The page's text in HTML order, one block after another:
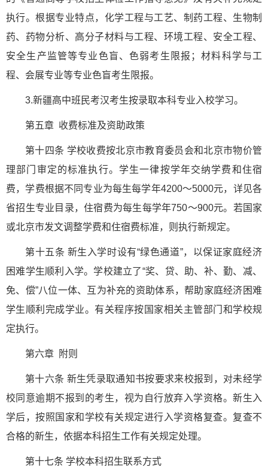
执行。根据专业特点，化学工程与工艺、制药工程、生物制
药、药物分析、高分子材料与工程、环境工程、安全工程、
安全生产监管等专业色盲、色弱考生限报；材料科学与工
程、会展专业等专业色盲考生限报。
3.新疆高中班民考汉考生按录取本科专业入校学习。
第五章 收费标准及资助政策
第十四条 学校收费按北京市教育委员会和北京市物价管
理部门审定的标准执行。学生一律按学年交纳学费和住宿
费，学费根据不同专业为每生每学年4200～5000元，详见各
省招生专业目录，住宿费为每生每学年750～900元。若国家
或北京市发文调整学费和住宿费标准，则执行新规定。
第十五条 新生入学时设有“绿色通道”，以保证家庭经济
困难学生顺利入学。学校建立了“奖、贷、助、补、勤、减、
免、偿”八位一体、互为补充的资助体系，帮助家庭经济困难
学生顺利完成学业。有关程序按国家相关主管部门和学校规
定执行。
第六章 附则
第十六条 新生凭录取通知书按要求来校报到，对未经学
校同意逾期不报到的考生，视为自行放弃入学资格。新生入
学后，按照国家和学校有关规定进行入学资格复查。复查不
合格的新生，依据本科招生工作有关规定处理。
第十七条 学校本科招生联系方式